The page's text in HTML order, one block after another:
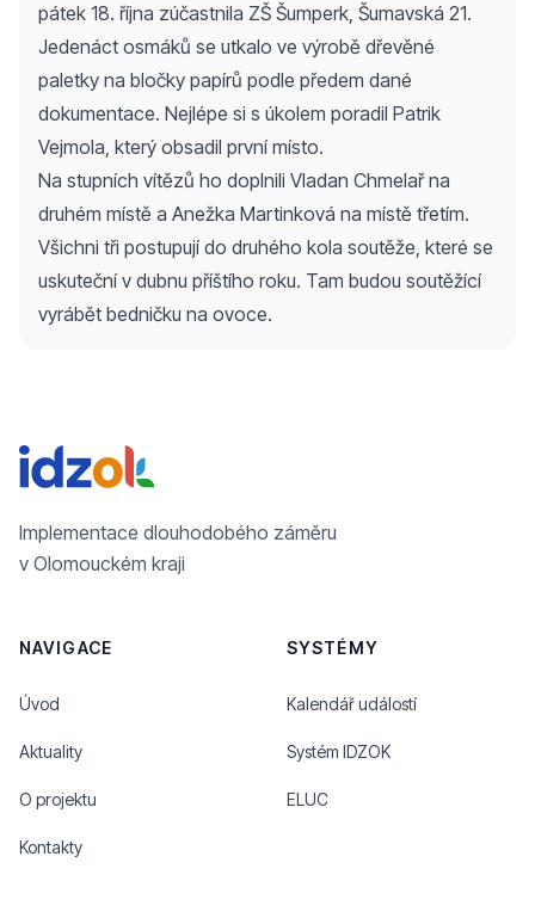
pátek 18. října zúčastnila ZŠ Šumperk, Šumavská 21.
Jedenáct osmáků se utkalo ve výrobě dřevěné
paletky na bločky papírů podle předem dané
dokumentace. Nejlépe si s úkolem poradil Patrik
Vejmola, který obsadil první místo.
Na stupních vítězů ho doplnili Vladan Chmelař na
druhém místě a Anežka Martinková na místě třetím.
Všichni tři postupují do druhého kola soutěže, které se
uskuteční v dubnu příštího roku. Tam budou soutěžící
vyrábět bedničku na ovoce.
Implementace dlouhodobého záměru
v Olomouckém kraji
NAVIGACE
Úvod
Aktuality
O projektu
Kontakty
SYSTÉMY
Kalendář událostí
Systém IDZOK
ELUC